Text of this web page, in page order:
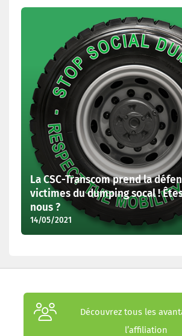
La CSC-Transcom prend la
victimes du dumping socal !
nous ?
14/05/2021
Découvrez tous les
l’affiliation